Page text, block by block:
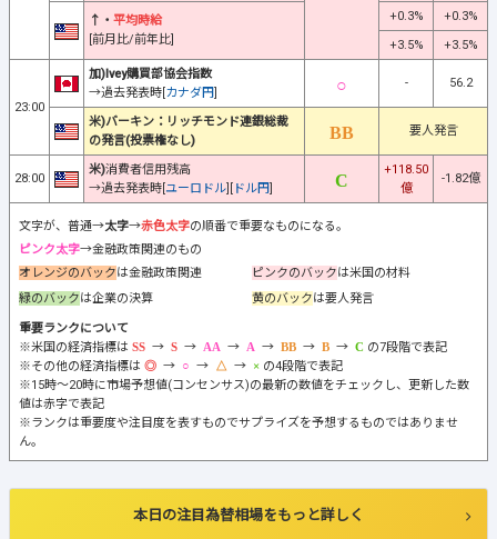
↑・ 平均時給
[前月比/前年比]
+0.3%
+0.3%
+3.5%
+3.5%
23:00
加)Ivey購買部協会指数
→過去発表時[ カナダ円
- 56.2
米)バーキン：リッチモンド連銀総裁
の発言(投票権なし)
要人発言
28:00
米)消費者信用残高
→過去発表時[ ユーロドル ドル円
+118.50
億
-1.82億
文字が、普通→太字→赤色太字の順番で重要なものになる。
ピンク太字→金融政策関連のもの
オレンジのバックは金融政策関連 ピンクのバックは米国の材料
緑のバックは企業の決算 黄のバックは要人発言
重要ランクについて
※米国の経済指標は
→ → → → → →
の7段階で表記
※その他の経済指標は
→ → →
の4段階で表記
※15時～20時に市場予想値(コンセンサス)の最新の数値をチェックし、更新した数
値は赤字で表記
※ランクは重要度や注目度を表すものでサプライズを予想するものではありませ
ん。
本日の注目為替相場をもっと詳しく